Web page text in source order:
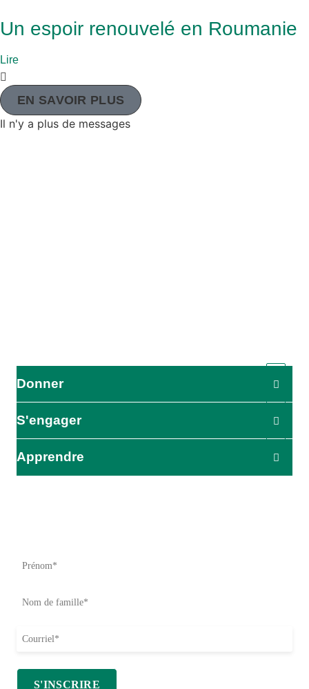
Un espoir renouvelé en Roumanie
Lire
EN SAVOIR PLUS
Il n'y a plus de messages
Donner
S'engager
Apprendre